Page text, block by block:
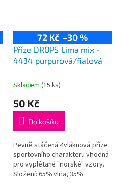
72 Kč –30 %
Příze DROPS Lima mix -
4434 purpurová/fialová
Skladem (15 ks)
50 Kč
Do košíku
Pevně stáčená 4vláknová příze
sportovního charakteru vhodná
pro vyplétané "norské" vzory.
Složení: 65% vlna, 35%